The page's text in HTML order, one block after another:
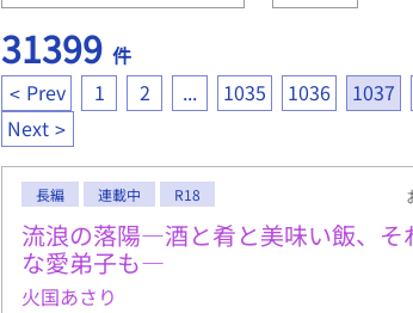
31399 件
Prev
1 2 ... 1035 1036 1037
Next
長編 連載中 R18
流浪の落陽―酒と肴と美味い飯、そ
な愛弟子も―
火国あさり